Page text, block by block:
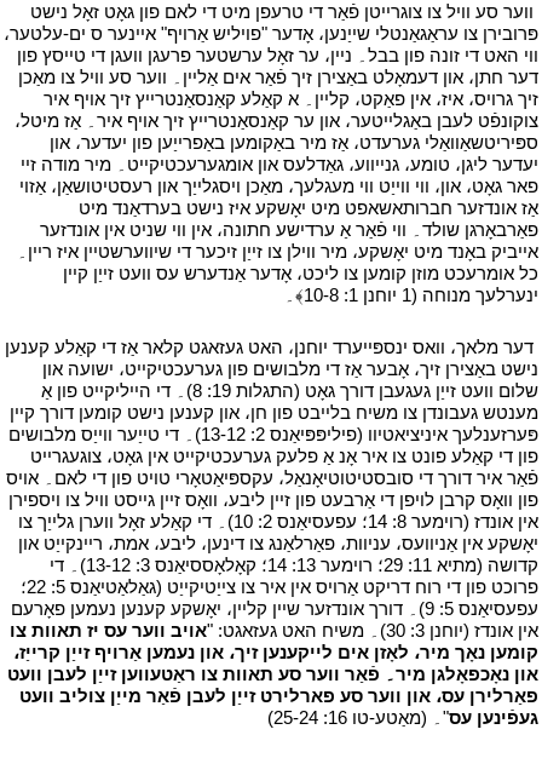
ווער סע וויל צו צוגרייטן פֿאַר די טרעפן מיט די לאם פון גאָט זאָל נישט
פּרובירן צו עראַגאַנטלי שייַנען، אָדער "פויליש אַרויף" איינער ס ים-עלטער،
ווי האט די זונה פון בבל۔ ניין، ער זאָל ערשטער פרעגן וועגן די טייסץ פון
דער חתן، און דעמאָלט באַצירן זיך פֿאַר אים אַליין۔ ווער סע וויל צו מאַכן
זיך גרויס، איז، אין פאַקט، קליין۔ א קאַלע קאַנסאַנטרייץ זיך אויף איר
צוקונפֿט לעבן באַגלייטער، און ער קאַנסאַנטרייץ זיך אויף איר۔ אַז מיטל،
ספּיריטשאַוואַלי גערעדט، אַז מיר באַקומען באַפרייַען פון יעדער، און
יעדער ליגן، טומע، גנייווע، גאַדלעס און אומגערעכטיקייט۔ מיר מודה זיי
פאר גאָט، און، ווי ווייַט ווי מעגלעך، מאַכן ויסגלייַך און רעסטיטושאַן، אַזוי
אַז אונדזער חברותאשאפט מיט יאָשקע איז נישט בערדאַנד מיט
פאַרבאָרגן שולד۔ ווי פֿאַר אַ ערדישע חתונה، אין ווי שניט אין אונדזער
אייביק באָנד מיט יאָשקע، מיר ווילן צו זייַן זיכער די שיווערשטיין איז ריין۔
כל אומרעכט מוזן קומען צו ליכט، אָדער אַנדערש עס וועט זייַן קיין
ינערלעך מנוחה (1 יוחנן 1: 10-8﴾۔
דער מלאך، וואס ינספּייערד יוחנן، האט געזאגט קלאר אַז די קאַלע קענען
נישט באַצירן זיך، אָבער אַז די מלבושים פון גערעכטיקייט، ישועה און
שלום וועט זייַן געגעבן דורך גאָט (התגלות 19: 8)۔ די הייליקייט פון אַ
מענטש געבונדן צו משיח בלייבט פון חן، און קענען נישט קומען דורך קיין
פּערזענלעך איניציאטיוו (פיליפּפּיאַנס 2: 13-12)۔ די טייַער ווייַס מלבושים
פון די קאַלע פונט צו איר אָנ אַ פלעק גערעכטיקייט אין גאָט، צוגעגרייט
פֿאַר איר דורך די סובסטיטוטיאָנאַל، עקספּיאַטאָרי טויט פון די לאם۔ אויס
פון וואָס קרבן לויפן די אַרבעט פון זיין ליבע، וואָס זיין גייסט וויל צו ויספירן
אין אונדז (רוימער 8: 14؛ עפעסיאַנס 2: 10)۔ די קאַלע זאָל ווערן גלייַך צו
יאָשקע אין אַניוועס، עניוות، פאַרלאַנג צו דינען، ליבע، אמת، ריינקייַט און
קדושה (מתיא 11: 29؛ רוימער 13: 14؛ קאָלאָססיאַנס 3: 13-12)۔ די
פרוכט פון די רוח דריקט אַרויס אין איר צו צייַטיקייַט (גאַלאַטיאַנס 5: 22؛
עפעסיאַנס 5: 9)۔ דורך אונדזער שיין קליין، יאָשקע קענען נעמען פאָרעם
אין אונדז (יוחנן 3: 30)۔ משיח האט געזאגט: "
אויב ווער עס יז תאוות צו
קומען נאָך מיר، לאָזן אים לייקענען זיך، און נעמען אַרויף זייַן קרייַז،
און נאָכפאָלגן מיר۔ פֿאַר ווער סע תאוות צו ראַטעווען זייַן לעבן וועט
פאַרלירן עס، און ווער סע פארלירט זייַן לעבן פֿאַר מייַן צוליב וועט
געפֿינען עס"۔ (מאַטע-טו 16: 25-24)